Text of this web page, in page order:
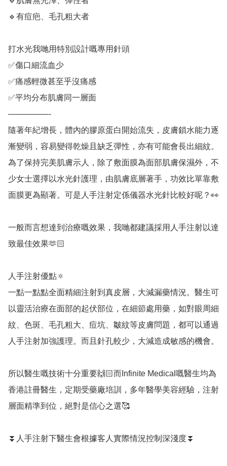
🔹有痘疤、毛孔粗大者
打水光我哋用特別設計嘅專用針頭
✅傷口細流血少
✅痛感輕微甚至乎沒痛感
✅平均分布肌膚同一層面
—————-
隨著年紀增長，體內的膠原蛋白開始流失，皮膚鎖水能力逐
漸變弱，容易變得乾燥且缺乏彈性，亦有可能會長出細紋。
為了保持完美肌膚示人，除了敷面膜為面部肌膚保濕外，不
少女士選擇以水光針護理，由肌膚底層著手，功效比單靠敷
面膜更為顯著。可是人手注射定係儀器水光針比較好呢？👀
一般而言想達到治療嘅效果，我哋都建議採用人手注射以達
致最佳效果🫶🏻
人手注射優點🔅
一點一點點全面精細注射到真皮層，大減漏藥情況。醫生可
以靈活治療在面部的起伏部位，在細節處用藥，如對眼周細
紋、色斑、毛孔粗大、痘坑、皺紋等皮膚問題，都可以通過
人手注射加強護理。而且針孔較少，大減造成敏感的機會。
所以醫生嘅技術十分重要🙌🏻而Infinite Medical嘅醫生均為
香港註冊醫生，定期受藥廠培訓，多年醫學美容經驗，注射
層面精準到位，絕對是信心之選🥰
⏬人手注射下醫生會根據客人實際情況控制深淺度⏬